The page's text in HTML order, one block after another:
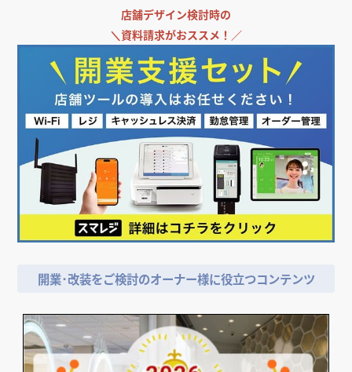
店舗デザイン検討時の
＼資料請求がおススメ！／
開業･改装をご検討のオーナー様に役立つコンテンツ